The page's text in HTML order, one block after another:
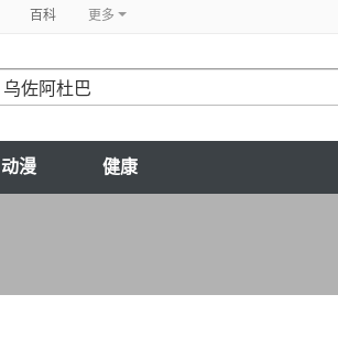
百科 更多
动漫 健康